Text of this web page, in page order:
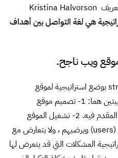
للنتائج المطلوبة. وهذا يتوافق مع تعريف Kristina Halvorson
هي لغة التواصل بين أهداف
موقع ويب ناجح.
حينما يقوم strategy consultants بوضع استراتيجية لموقع
ويب يجب أن يراعي نقطتين أساسييتين هما: 1- تصميم موقع
الويب بشكل يتناسب مع المحتوى المقدم فيه. 2- تشغيل الموقع
(website) بما يلاءم المستخدمين (users) ويرضيهم ، ولا يتعارض مع
المشكلات التي قد يتعرض لها